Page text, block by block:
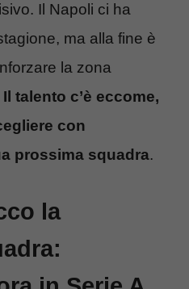
Il Napoli ci ha
ma alla fine è
la zona
Il talento c’è eccome,
con
prossima squadra.
la